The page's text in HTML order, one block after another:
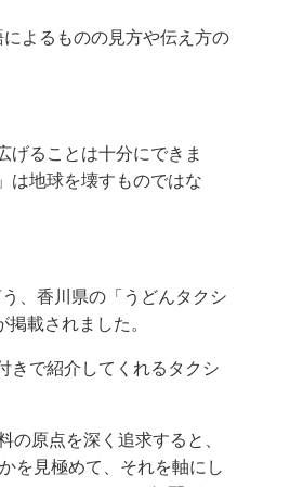
よるものの見方や伝え方の
げることは十分にできま
は地球を壊すものではな
、香川県の「うどんタクシ
載されました。
きで紹介してくれるタクシ
原点を深く追求すると、
を見極めて、それを軸にし